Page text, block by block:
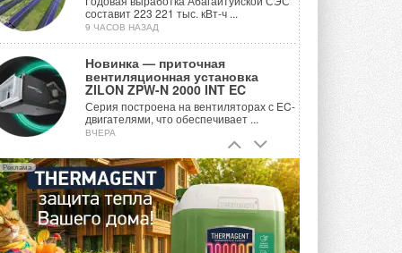
составит 223 221 тыс. кВт-ч ...
9 ЧАСОВ НАЗАД
Новинка — приточная
вентиляционная установка
ZILON ZPW-N 2000 INT EC
Серия построена на вентиляторах с EC-
двигателями, что обеспечивает ...
ВЧЕРА
Учёные ЮУрГУ создали
каскадную установку,
объединяющую солнечную и
геотермальную энергию
Природосберегающие технологии ...
ВЧЕРА
Реклама